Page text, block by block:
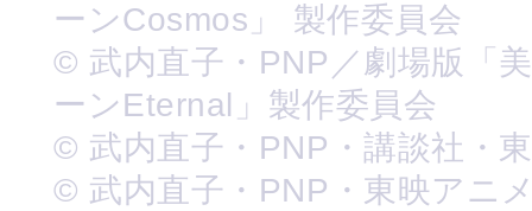
ーンCosmos」 製作委員会
© 武内直子・PNP／劇場版「
ーンEternal」製作委員会
© 武内直子・PNP・講談社・
© 武内直子・PNP・東映アニ